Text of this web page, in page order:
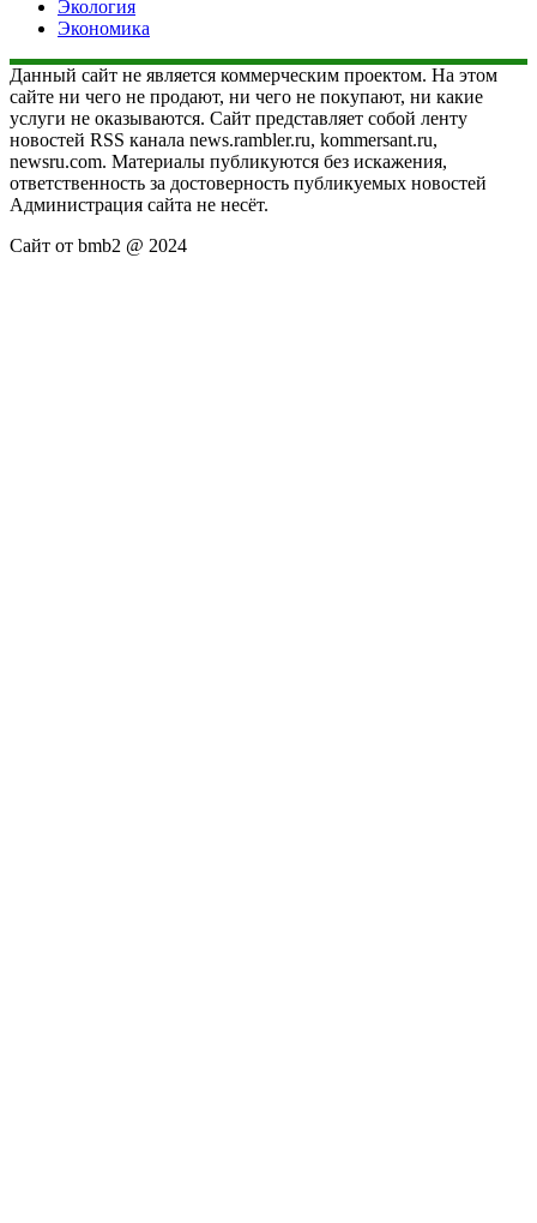
Экология
Экономика
Данный сайт не является коммерческим проектом. На этом
сайте ни чего не продают, ни чего не покупают, ни какие
услуги не оказываются. Сайт представляет собой ленту
новостей RSS канала news.rambler.ru, kommersant.ru,
newsru.com. Материалы публикуются без искажения,
ответственность за достоверность публикуемых новостей
Администрация сайта не несёт.
Сайт от bmb2 @ 2024